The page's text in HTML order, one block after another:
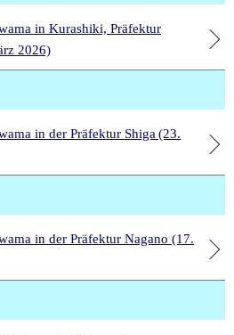
in Kurashiki, Präfektur
2026)
in der Präfektur Shiga (23.
in der Präfektur Nagano (17.